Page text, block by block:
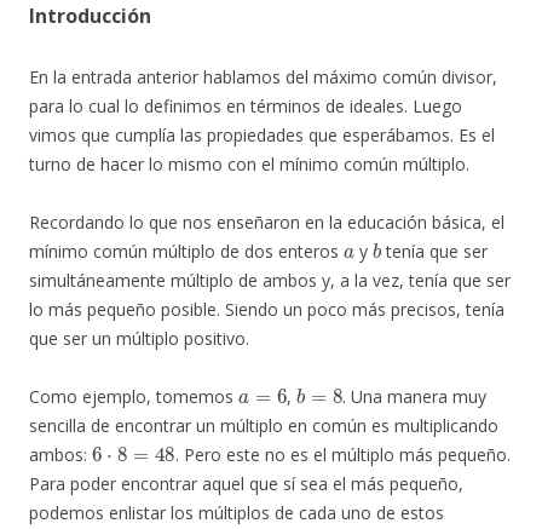
Introducción
En la entrada anterior hablamos del máximo común divisor,
para lo cual lo definimos en términos de ideales. Luego
vimos que cumplía las propiedades que esperábamos. Es el
turno de hacer lo mismo con el mínimo común múltiplo.
Recordando lo que nos enseñaron en la educación básica, el
mínimo común múltiplo de dos enteros
a
y
b
tenía que ser
simultáneamente múltiplo de ambos y, a la vez, tenía que ser
lo más pequeño posible. Siendo un poco más precisos, tenía
que ser un múltiplo positivo.
Como ejemplo, tomemos ,
b
. Una manera muy
sencilla de encontrar un múltiplo en común es multiplicando
ambos:
6⋅ 8=48
. Pero este no es el múltiplo más pequeño.
Para poder encontrar aquel que sí sea el más pequeño,
podemos enlistar los múltiplos de cada uno de estos